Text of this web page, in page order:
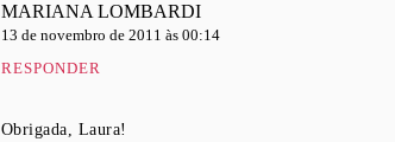
MARIANA LOMBARDI
13 de novembro de 2011 às 00:14
RESPONDER
Obrigada, Laura!